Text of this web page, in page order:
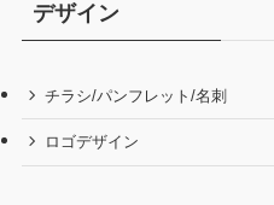
デザイン
チラシ/パンフレット/名刺
ロゴデザイン